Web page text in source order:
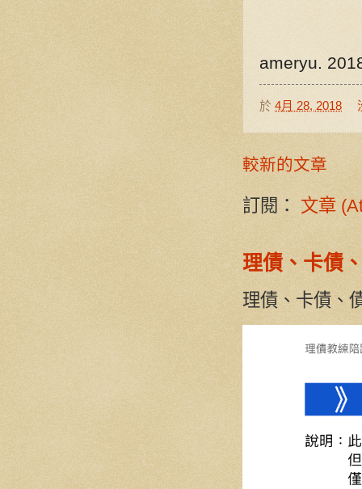
ameryu.
於 4月 28, 2018
較新的文章
訂閱： 文章
理債、卡債
理債、卡債、